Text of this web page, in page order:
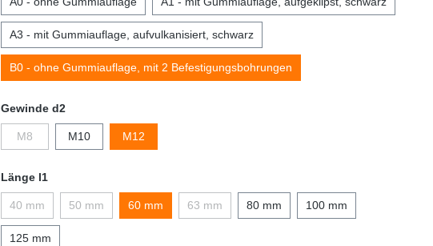
A3 - mit Gummiauflage, aufvulkanisiert, schwarz
B0 - ohne Gummiauflage, mit 2 Befestigungsbohrungen
Gewinde d2
M8 M10 M12
Länge l1
40 mm 50 mm 60 mm 63 mm 80 mm 100 mm
125 mm